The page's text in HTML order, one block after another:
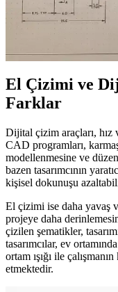
El çizimi şematikler,
artıran, dijital çizimden
yöntemidir. Hem teknik
El Çizimi ve
Farklar
Dijital çizim araçları, hız
CAD programları,
modellenmesine ve
bazen tasarımcının
kişisel dokunuşu
El çizimi ise daha yavaş
projeye daha
çizilen şematikler,
tasarımcılar, ev
ortam ışığı ile
etmektedir.